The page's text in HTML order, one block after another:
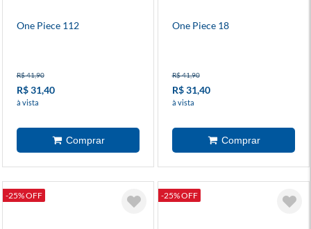
One Piece 112
R$ 41,90
R$ 31,40
à vista
One Piece 18
R$ 41,90
R$ 31,40
à vista
-25% OFF -25% OFF